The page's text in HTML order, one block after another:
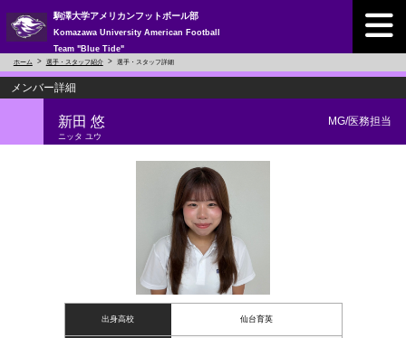
駒澤大学アメリカンフットボール部
Komazawa University American Football
Team "Blue Tide"
ホーム 選手・スタッフ紹介 選手・スタッフ詳細
メンバー詳細
新田 悠
ニッタ ユウ
MG/医務担当
出身高校 仙台育英